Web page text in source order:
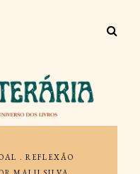
.REFLEXÃO